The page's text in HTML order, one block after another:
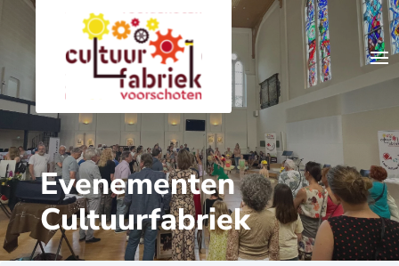
Evenementen
Cultuurfabriek